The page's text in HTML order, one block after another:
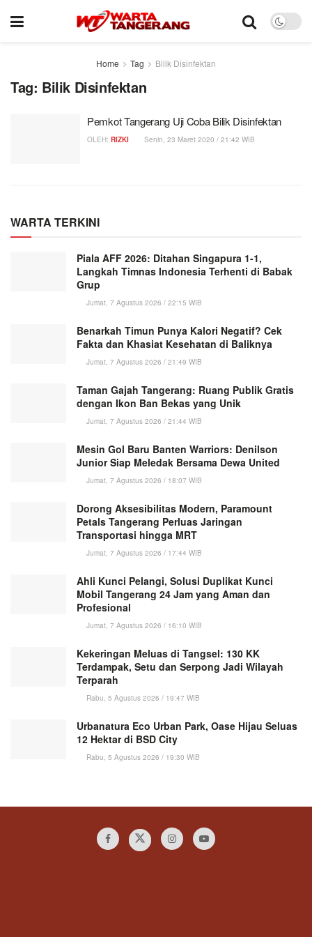
Home Tag Bilik Disinfektan
Tag: Bilik Disinfektan
Pemkot Tangerang Uji Coba Bilik Disinfektan
OLEH: RIZKI Senin, 23 Maret 2020 / 21:42 WIB
WARTA TERKINI
Piala AFF 2026: Ditahan Singapura 1-1,
Langkah Timnas Indonesia Terhenti di Babak
Grup
Jumat, 7 Agustus 2026 / 22:15 WIB
Benarkah Timun Punya Kalori Negatif? Cek
Fakta dan Khasiat Kesehatan di Baliknya
Jumat, 7 Agustus 2026 / 21:49 WIB
Taman Gajah Tangerang: Ruang Publik Gratis
dengan Ikon Ban Bekas yang Unik
Jumat, 7 Agustus 2026 / 21:44 WIB
Mesin Gol Baru Banten Warriors: Denilson
Junior Siap Meledak Bersama Dewa United
Jumat, 7 Agustus 2026 / 18:07 WIB
Dorong Aksesibilitas Modern, Paramount
Petals Tangerang Perluas Jaringan
Transportasi hingga MRT
Jumat, 7 Agustus 2026 / 17:44 WIB
Ahli Kunci Pelangi, Solusi Duplikat Kunci
Mobil Tangerang 24 Jam yang Aman dan
Profesional
Jumat, 7 Agustus 2026 / 16:10 WIB
Kekeringan Meluas di Tangsel: 130 KK
Terdampak, Setu dan Serpong Jadi Wilayah
Terparah
Rabu, 5 Agustus 2026 / 19:47 WIB
Urbanatura Eco Urban Park, Oase Hijau Seluas
12 Hektar di BSD City
Rabu, 5 Agustus 2026 / 19:30 WIB